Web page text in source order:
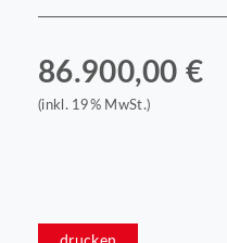
86.900,00 €
(inkl. 19% MwSt.)